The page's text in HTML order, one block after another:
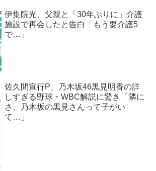
伊集院光、父親と「30年ぶりに」介護
施設で再会したと告白「もう要介護5
で…」
佐久間宣行P、乃木坂46黒見明香の詳
しすぎる野球・WBC解説に驚き「隣に
さ、乃木坂の黒見さんって子がい
て…」